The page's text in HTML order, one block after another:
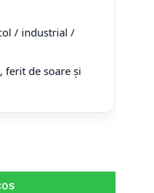
/ industrial /
ferit de soare și